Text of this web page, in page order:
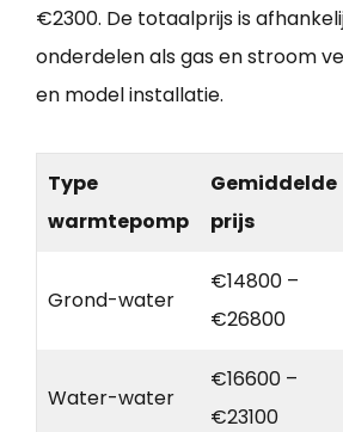
€2300. De totaalprijs is
onderdelen als gas en stroom
en model installatie.
Type
warmtepomp
Gemiddelde
prijs
Grond-water
€14800 –
€26800
Water-water
€16600 –
€23100